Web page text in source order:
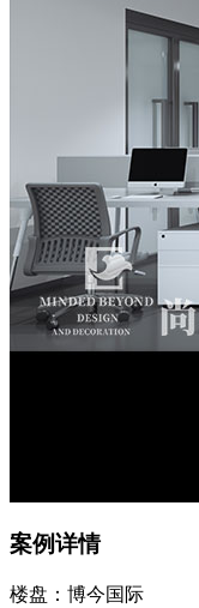
案例详情
楼盘：博今国际